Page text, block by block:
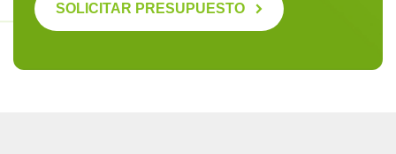
SOLICITAR PRESUPUESTO